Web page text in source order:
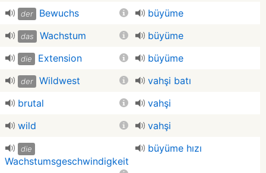
der Bewuchs büyüme
das Wachstum büyüme
die Extension büyüme
der Wildwest
vahşi batı
brutal
vahşi
wild
vahşi
die
Wachstumsgeschwindigkeit
büyüme hızı